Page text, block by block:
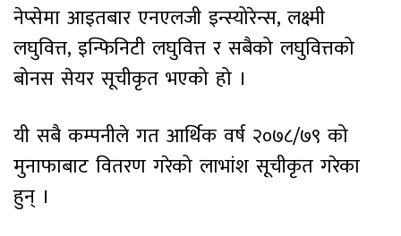
नेप्सेमा आइतबार एनएलजी इन्स्योरेन्स, लक्ष्मी
लघुवित्त, इन्फिनिटी लघुवित्त र सबैको लघुवित्तको
बोनस सेयर सूचीकृत भएको हो ।
यी सबै कम्पनीले गत आर्थिक वर्ष २०७८/७९ को
मुनाफाबाट वितरण गरेको लाभांश सूचीकृत गरेका
हुन् ।